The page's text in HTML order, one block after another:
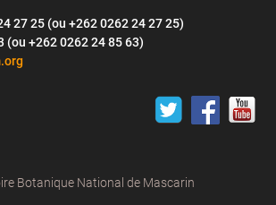
27 25 (ou +262 0262 24 27 25)
(ou +262 0262 24 85 63)
Botanique National de Mascarin